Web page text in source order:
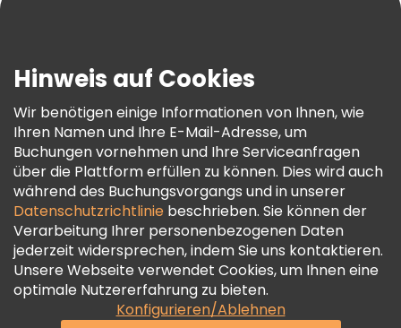
AGB Und Rechtliches
Cookie-Richtlinie
Freetour Auszeichnungen
Treueprogramm
Hinweis auf Cookies
Wir benötigen einige Informationen von Ihnen, wie
Ihren Namen und Ihre E-Mail-Adresse, um
Buchungen vornehmen und Ihre Serviceanfragen
über die Plattform erfüllen zu können. Dies wird auch
während des Buchungsvorgangs und in unserer
Datenschutzrichtlinie beschrieben. Sie können der
Verarbeitung Ihrer personenbezogenen Daten
jederzeit widersprechen, indem Sie uns kontaktieren.
Unsere Webseite verwendet Cookies, um Ihnen eine
optimale Nutzererfahrung zu bieten.
Konfigurieren/Ablehnen